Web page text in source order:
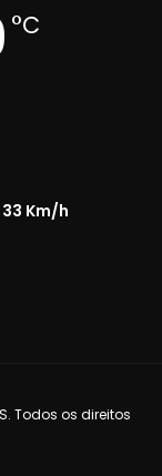
°C
33 Km/h
Todos os direitos